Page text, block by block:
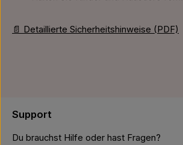
📄 Detaillierte Sicherheitshinweise (PDF)
Support
Du brauchst Hilfe oder hast Fragen?